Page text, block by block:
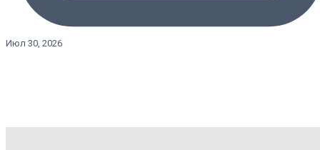
Июл 30, 2026